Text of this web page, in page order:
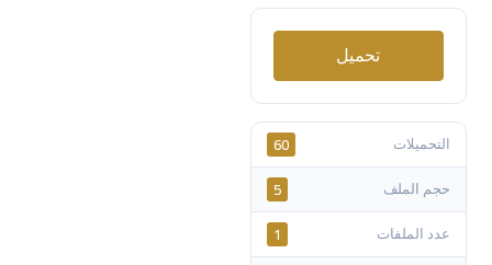
تحميل
التحميلات 60
حجم الملف 5
عدد الملفات 1